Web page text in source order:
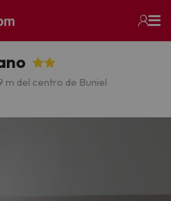
m del centro de Buniel